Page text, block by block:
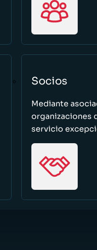
Socios
Mediante
organizaciones
servicio